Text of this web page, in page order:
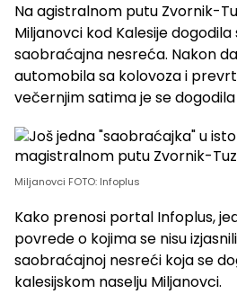
Na agistralnom putu Zvornik-
Miljanovci kod Kalesije dogodila
saobraćajna nesreća. Nakon
automobila sa kolovoza i
večernjim satima je se
Miljanovci FOTO: Infoplus
Kako prenosi portal Infoplus,
povrede o kojima se nisu
saobraćajnoj nesreći koja se
kalesijskom naselju Miljanovci.